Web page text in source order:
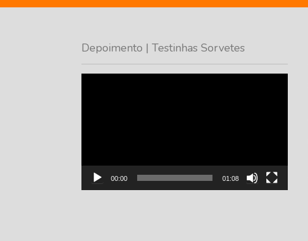
Depoimento | Testinhas Sorvetes
00:00 01:08